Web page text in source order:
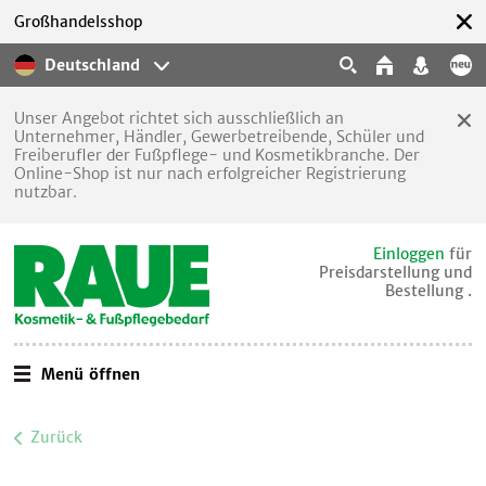
Deutschland
Großhandelsshop
Unser Angebot richtet sich ausschließlich an
Unternehmer, Händler, Gewerbetreibende, Schüler und
Freiberufler der Fußpflege- und Kosmetikbranche. Der
Online-Shop ist nur nach erfolgreicher Registrierung
nutzbar.
Einloggen für
Preisdarstellung und
Bestellung .
Menü öffnen
Zurück